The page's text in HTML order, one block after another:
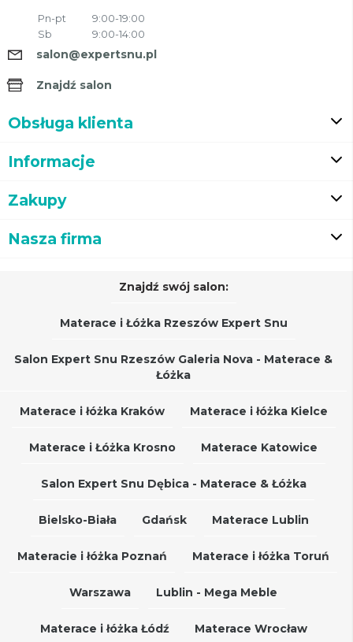
Pn-pt
9:00-19:00
Sb
9:00-14:00
salon@expertsnu.pl
Znajdź salon
Obsługa klienta
Informacje
Zakupy
Nasza firma
Znajdź swój salon:
Materace i Łóżka Rzeszów Expert Snu
Salon Expert Snu Rzeszów Galeria Nova - Materace &
Łóżka
Materace i łóżka Kraków Materace i łóżka Kielce
Materace i Łóżka Krosno Materace Katowice
Salon Expert Snu Dębica - Materace & Łóżka
Bielsko-Biała Gdańsk Materace Lublin
Materacie i łóżka Poznań Materace i łóżka Toruń
Warszawa Lublin - Mega Meble
Materace i łóżka Łódź Materace Wrocław